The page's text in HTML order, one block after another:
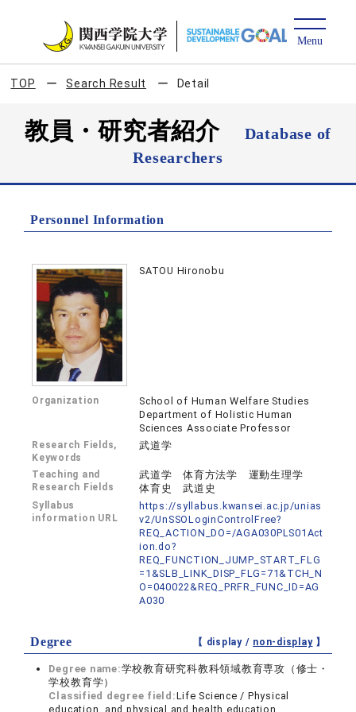
TOP Search Result Detail
教員・研究者紹介
Database of
Researchers
Personnel Information
SATOU Hironobu
Organization
School of Human Welfare Studies
Department of Holistic Human
Sciences Associate Professor
Research Fields,
Keywords
武道学
Teaching and
Research Fields
武道学 体育方法学 運動生理学
体育史 武道史
Syllabus
information URL
https://syllabus.kwansei.ac.jp/unias
v2/UnSSOLoginControlFree?
REQ_ACTION_DO=/AGA030PLS01Act
ion.do?
REQ_FUNCTION_JUMP_START_FLG
=1&SLB_LINK_DISP_FLG=71&TCH_N
O=040022&REQ_PRFR_FUNC_ID=AG
A030
Degree 【 display / non-display】
Degree name:学校教育研究科教科領域教育専攻（修士・
学校教育学）
Classified degree field:Life Science / Physical
education, and physical and health education